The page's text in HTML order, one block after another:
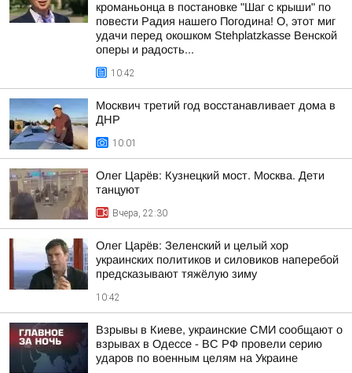
кроманьонца в постановке "Шаг с крыши" по
повести Радия нашего Погодина! О, этот миг
удачи перед окошком Stehplatzkasse Венской
оперы и радость...
10:42
Москвич третий год восстанавливает дома в
ДНР
10:01
Олег Царёв: Кузнецкий мост. Москва. Дети
танцуют
Вчера, 22:30
Олег Царёв: Зеленский и целый хор
украинских политиков и силовиков наперебой
предсказывают тяжёлую зиму
10:42
Взрывы в Киеве, украинские СМИ сообщают о
взрывах в Одессе - ВС РФ провели серию
ударов по военным целям на Украине